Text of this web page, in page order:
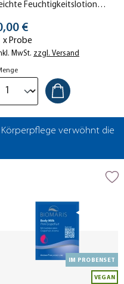
Feuchtigkeitslotion
Hauttyp geeignet.
€
x Probe
MwSt. zzgl. Versand
Körperpflege verwöhnt die
IM PROBENSET
VEGAN